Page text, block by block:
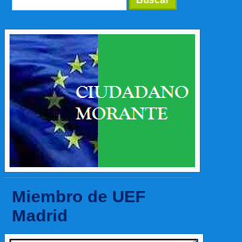
Miembro de UEF
Madrid